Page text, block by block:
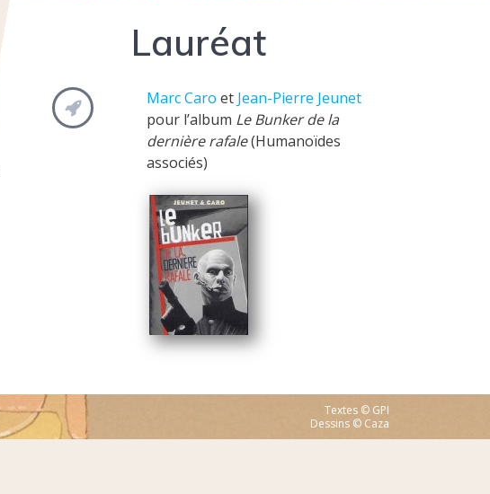
Lauréat
Marc Caro et Jean-Pierre Jeunet
pour l’album Le Bunker de la
dernière rafale(Humanoïdes
associés)
Textes © GPI
Dessins © Caza